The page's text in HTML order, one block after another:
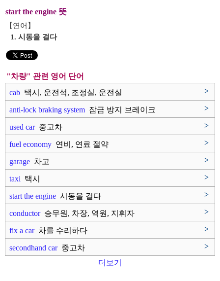
start the engine 뜻
【연어】
1. 시동을 걸다
"차량" 관련 영어 단어
cab 택시, 운전석, 조정실, 운전실 >
anti-lock braking system 잠금 방지 브레이크
>
used car중고차 >
fuel economy 연비, 연료 절약 >
garage 차고 >
taxi 택시 >
start the engine 시동을 걸다 >
conductor승무원, 차장, 역원, 지휘자 >
fix a car차를 수리하다 >
secondhand car중고차
>
더보기